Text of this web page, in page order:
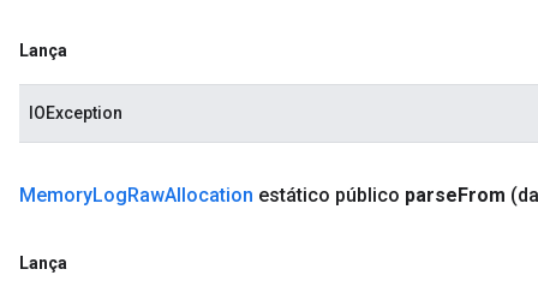
Lança
IOException
MemoryLogRawAllocation estático público parseFrom
Lança